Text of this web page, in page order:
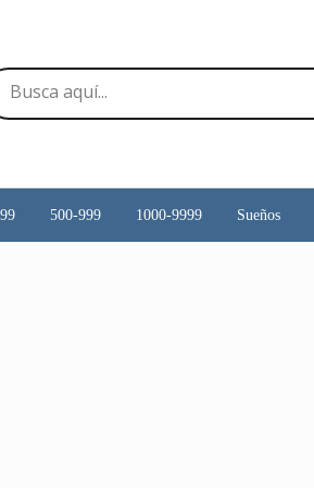
500-999 1000-9999 Sueños